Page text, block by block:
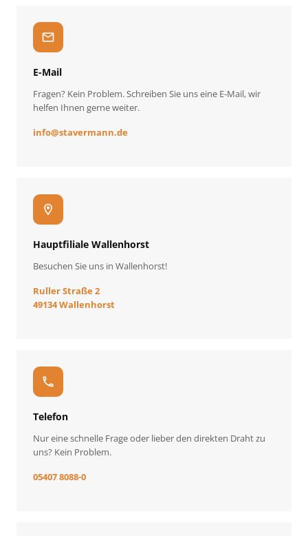
mail
E-Mail
Fragen? Kein Problem. Schreiben Sie uns eine E-Mail, wir
helfen Ihnen gerne weiter.
info@stavermann.de
location_on
Hauptfiliale Wallenhorst
Besuchen Sie uns in Wallenhorst!
Ruller Straße 2
49134 Wallenhorst
call
Telefon
Nur eine schnelle Frage oder lieber den direkten Draht zu
uns? Kein Problem.
05407 8088-0